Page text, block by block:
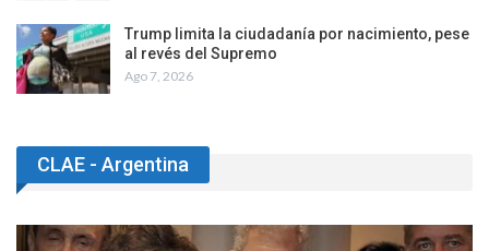
Trump limita la ciudadanía por nacimiento, pese
al revés del Supremo
Ago 7, 2026
CLAE - Argentina